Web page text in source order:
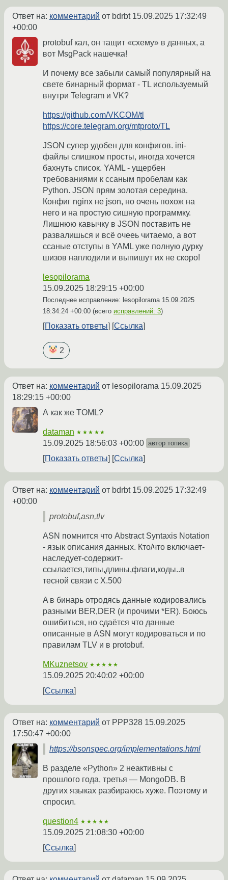
Ответ на: комментарий от bdrbt 15.09.2025 17:32:49
+00:00
protobuf кал, он тащит «схему» в данных, а
вот MsgPack нашечка!
И почему все забыли самый популярный на
свете бинарный формат - TL используемый
внутри Telegram и VK?
https://github.com/VKCOM/tl
https://core.telegram.org/mtproto/TL
JSON супер удобен для конфигов. ini-
файлы слишком просты, иногда хочется
бахнуть список. YAML - ущербен
требованиями к ссаным пробелам как
Python. JSON прям золотая середина.
Конфиг nginx не json, но очень похож на
него и на простую сишную программку.
Лишнюю кавычку в JSON поставить не
развалишься и всё очееь читаемо, а вот
ссаные отступы в YAML уже полную дурку
шизов наплодили и выпишут их не скоро!
lesopilorama
15.09.2025 18:29:15 +00:00
Последнее исправление: lesopilorama 15.09.2025
18:34:24 +00:00 (всего исправлений: 3)
Показать ответы Ссылка
2
Ответ на: комментарий от lesopilorama 15.09.2025
18:29:15 +00:00
А как же TOML?
dataman ★★★★★
15.09.2025 18:56:03 +00:00 автор топика
Показать ответы Ссылка
Ответ на: комментарий от bdrbt 15.09.2025 17:32:49
+00:00
protobuf,asn,tlv
ASN помнится что Abstract Syntaxis Notation
- язык описания данных. Кто/что включает-
наследует-содержит-
ссылается,типы,длины,флаги,коды..в
тесной связи с X.500
A в бинарь отродясь данные кодировались
разными BER,DER (и прочими *ER). Боюсь
ошибиться, но сдаётся что данные
описанные в ASN могут кодироваться и по
правилам TLV и в protobuf.
MKuznetsov ★★★★★
15.09.2025 20:40:02 +00:00
Ссылка
Ответ на: комментарий от PPP328 15.09.2025
17:50:47 +00:00
https://bsonspec.org/implementations.html
В разделе «Python» 2 неактивны с
прошлого года, третья — MongoDB. В
других языках разбираюсь хуже. Поэтому и
спросил.
question4 ★★★★★
15.09.2025 21:08:30 +00:00
Ссылка